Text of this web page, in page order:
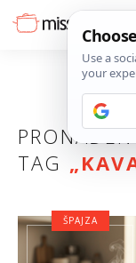
TAG „
ŠPAJZA